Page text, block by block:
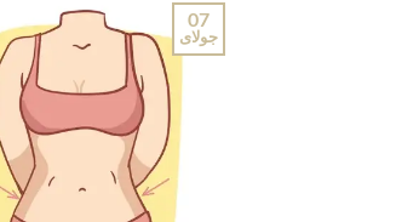
07
جولای